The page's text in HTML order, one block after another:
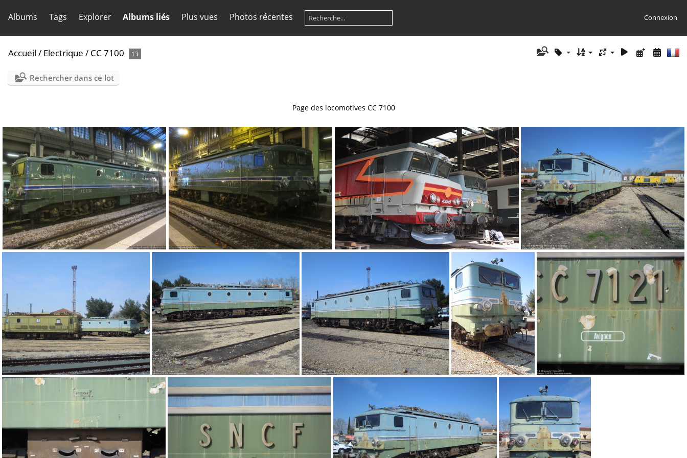
Albums Tags Explorer Albums liés Plus vues Photos récentes Connexion
Accueil / Electrique / CC 7100 13
Rechercher dans ce lot
Page des locomotives CC 7100
IMG 3166 IMG 3178 IMG 0022 DSCN2544
DSCN2509 DSCN2523 DSCN2533 DSCN2534